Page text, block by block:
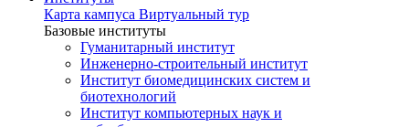
Карта кампуса Виртуальный тур
Базовые институты
Гуманитарный институт
Инженерно-строительный институт
Институт биомедицинских систем и
биотехнологий
Институт компьютерных наук и